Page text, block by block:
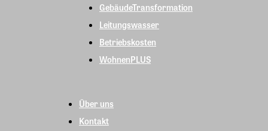
GebäudeTransformation
Leitungswasser
Betriebskosten
WohnenPLUS
Über uns
Kontakt